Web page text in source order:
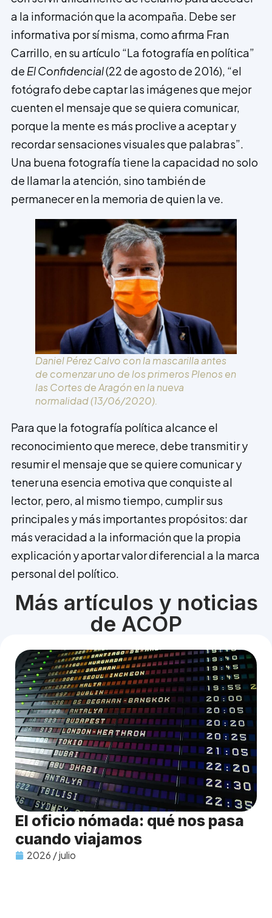
a la información que la acompaña. Debe ser
informativa por sí misma, como afirma Fran
Carrillo, en su artículo “La fotografía en política”
de El Confidencial(22 de agosto de 2016), “el
fotógrafo debe captar las imágenes que mejor
cuenten el mensaje que se quiera comunicar,
porque la mente es más proclive a aceptar y
recordar sensaciones visuales que palabras”.
Una buena fotografía tiene la capacidad no solo
de llamar la atención, sino también de
permanecer en la memoria de quien la ve.
Daniel Pérez Calvo con la mascarilla antes
de comenzar uno de los primeros Plenos en
las Cortes de Aragón en la nueva
normalidad (13/06/2020).
Para que la fotografía política alcance el
reconocimiento que merece, debe transmitir y
resumir el mensaje que se quiere comunicar y
tener una esencia emotiva que conquiste al
lector, pero, al mismo tiempo, cumplir sus
principales y más importantes propósitos: dar
más veracidad a la información que la propia
explicación y aportar valor diferencial a la marca
personal del político.
Más artículos y noticias
de ACOP
El oficio nómada: qué nos pasa
cuando viajamos
2026 / julio